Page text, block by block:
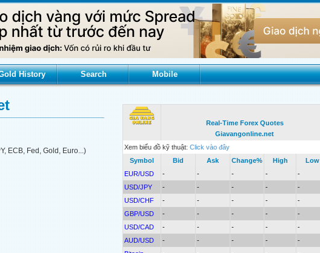
History Search Mobile
ECB, Fed, Gold, Euro...)
Real-Time Forex Quotes
Giavangonline.net
Xem biểu đồ kỹ thuật: Click vào đây
Symbol
Bid Ask Change% High
Low
EUR/USD
- - - -
-
USD/JPY
- - - -
-
USD/CHF
- - - -
-
GBP/USD
- - - -
-
USD/CAD
- - - -
-
AUD/USD
- - - -
-